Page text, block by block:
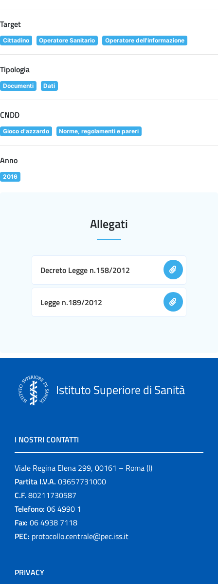
Target
Cittadino Operatore Sanitario Operatore dell'informazione
Tipologia
Documenti Dati
CNDD
Gioco d'azzardo Norme, regolamenti e pareri
Anno
2016
Allegati
Decreto Legge n.158/2012
Legge n.189/2012
Istituto Superiore di Sanità
I NOSTRI CONTATTI
Viale Regina Elena 299, 00161 – Roma (I)
Partita I.V.A. 03657731000
C.F. 80211730587
Telefono: 06 4990 1
Fax: 06 4938 7118
PEC: protocollo.centrale@pec.iss.it
PRIVACY